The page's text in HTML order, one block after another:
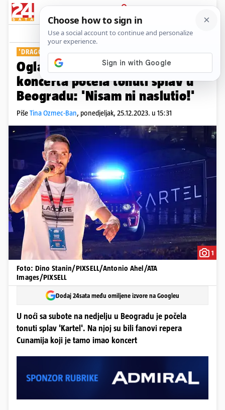
PRIJAVA
Show Komentari
'DRAGO MI JE DA SU SVI DOBRO'
Oglasio se reper nakon čijeg je
koncerta počela tonuti splav u
Beogradu: 'Nisam ni naslutio!'
PišeTina Ozmec-Ban, ponedjeljak, 25.12.2023. u 15:31
1
Foto: Dino Stanin/PIXSELL/Antonio Ahel/ATA
Images/PIXSELL
Dodaj 24sata među omiljene izvore na Googleu
U noći sa subote na nedjelju u Beogradu je počela
tonuti splav 'Kartel'. Na njoj su bili fanovi repera
Cunamija koji je tamo imao koncert